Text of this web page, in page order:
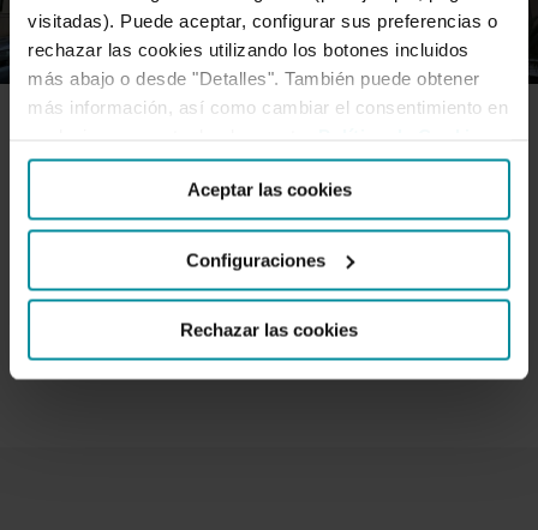
visitadas). Puede aceptar, configurar sus preferencias o
rechazar las cookies utilizando los botones incluidos
más abajo o desde "Detalles". También puede obtener
más información, así como cambiar el consentimiento en
Aceptar las cookies
Configuraciones
Rechazar las cookies
Cajacheste celebra su centenario
En 1917 un grupo de cooperativistas registró los
estatutos del Sindicato Agrícola y la Caja Rural de
Cheste en el…